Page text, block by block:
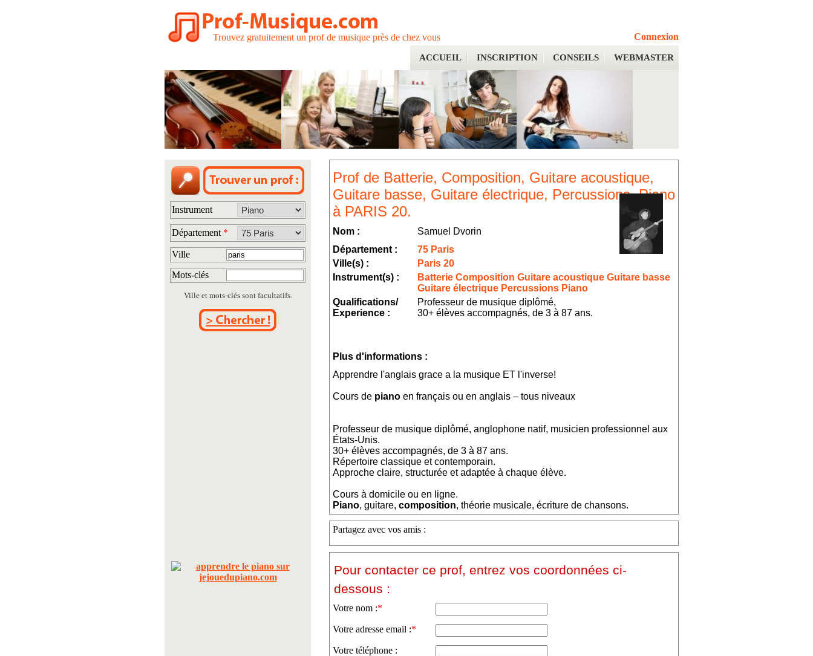
Trouvez gratuitement un prof de musique près de chez vous Connexion
ACCUEIL INSCRIPTION CONSEILS WEBMASTER
Instrument
Département *
Ville
Mots-clés
Ville et mots-clés sont facultatifs.
Prof de Batterie, Composition, Guitare acoustique,
Guitare basse, Guitare électrique, Percussions, Piano
à PARIS 20.
Nom :
Samuel Dvorin
Département :
75 Paris
Ville(s) :
Paris 20
Instrument(s) :
Batterie Composition Guitare acoustique Guitare basse
Guitare électrique Percussions Piano
Qualifications/
Experience :
Professeur de musique diplômé,
30+ élèves accompagnés, de 3 à 87 ans.
Plus d'informations :
Apprendre l'anglais grace a la musique ET l'inverse!
Cours de piano en français ou en anglais – tous niveaux
Professeur de musique diplômé, anglophone natif, musicien professionnel aux
États-Unis.
30+ élèves accompagnés, de 3 à 87 ans.
Répertoire classique et contemporain.
Approche claire, structurée et adaptée à chaque élève.
Cours à domicile ou en ligne.
Piano, guitare, composition, théorie musicale, écriture de chansons.
Partagez avec vos amis :
Pour contacter ce prof, entrez vos coordonnées ci-
dessous :
Votre nom :*
Votre adresse email :*
Votre téléphone :